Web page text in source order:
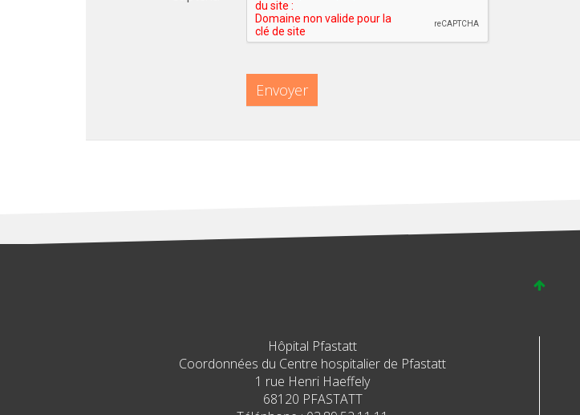
Envoyer
Hôpital Pfastatt
Coordonnées du Centre hospitalier de Pfastatt
1 rue Henri Haeffely
68120 PFASTATT